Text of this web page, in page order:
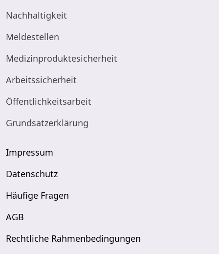
Nachhaltigkeit
Meldestellen
Medizinproduktesicherheit
Arbeitssicherheit
Öffentlichkeitsarbeit
Grundsatzerklärung
Impressum
Datenschutz
Häufige Fragen
AGB
Rechtliche Rahmenbedingungen